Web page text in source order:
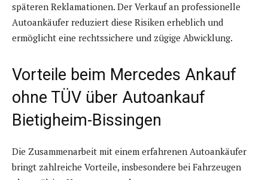
späteren Reklamationen. Der Verkauf an professionelle
Autoankäufer reduziert diese Risiken erheblich und
ermöglicht eine rechtssichere und zügige Abwicklung.
Vorteile beim Mercedes Ankauf
ohne TÜV über Autoankauf
Bietigheim-Bissingen
Die Zusammenarbeit mit einem erfahrenen Autoankäufer
bringt zahlreiche Vorteile, insbesondere bei Fahrzeugen